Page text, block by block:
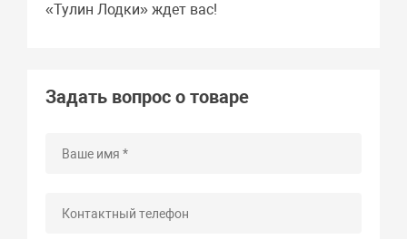
«Тулин Лодки» ждет вас!
Задать вопрос о товаре